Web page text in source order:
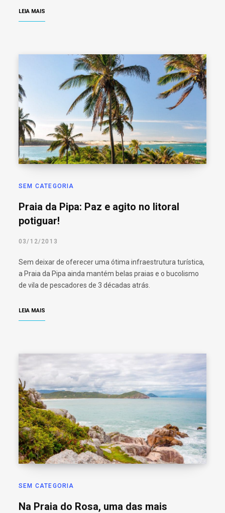
LEIA MAIS
SEM CATEGORIA
Praia da Pipa: Paz e agito no litoral
potiguar!
03/12/2013
Sem deixar de oferecer uma ótima infraestrutura turística,
a Praia da Pipa ainda mantém belas praias e o bucolismo
de vila de pescadores de 3 décadas atrás.
LEIA MAIS
SEM CATEGORIA
Na Praia do Rosa, uma das mais